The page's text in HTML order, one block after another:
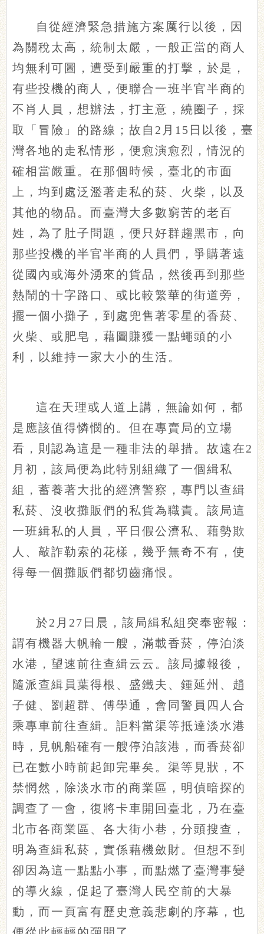
自從經濟緊急措施方案厲行以後，因
為關稅太高，統制太嚴，一般正當的商人
均無利可圖，遭受到嚴重的打擊，於是，
有些投機的商人，便聯合一班半官半商的
不肖人員，想辦法，打主意，繞圈子，採
取「冒險」的路線；故自2月15日以後，臺
灣各地的走私情形，便愈演愈烈，情況的
確相當嚴重。在那個時候，臺北的市面
上，均到處泛濫著走私的菸、火柴，以及
其他的物品。而臺灣大多數窮苦的老百
姓，為了肚子問題，便只好群趨黑市，向
那些投機的半官半商的人員們，爭購著遠
從國內或海外湧來的貨品，然後再到那些
熱鬧的十字路口、或比較繁華的街道旁，
擺一個小攤子，到處兜售著零星的香菸、
火柴、或肥皂，藉圖賺獲一點蠅頭的小
利，以維持一家大小的生活。
這在天理或人道上講，無論如何，都
是應該值得憐憫的。但在專賣局的立場
看，則認為這是一種非法的舉措。故遠在2
月初，該局便為此特別組織了一個緝私
組，蓄養著大批的經濟警察，專門以查緝
私菸、沒收攤販們的私貨為職責。該局這
一班緝私的人員，平日假公濟私、藉勢欺
人、敲詐勒索的花樣，幾乎無奇不有，使
得每一個攤販們都切齒痛恨。
於2月27日晨，該局緝私組突奉密報：
謂有機器大帆輪一艘，滿載香菸，停泊淡
水港，望速前往查緝云云。該局據報後，
隨派查緝員葉得根、盛鐵夫、鍾延州、趙
子健、劉超群、傅學通，會同警員四人合
乘專車前往查緝。詎料當渠等抵達淡水港
時，見帆船確有一艘停泊該港，而香菸卻
已在數小時前起卸完畢矣。渠等見狀，不
禁惘然，除淡水市的商業區，明偵暗探的
調查了一會，復將卡車開回臺北，乃在臺
北市各商業區、各大街小巷，分頭搜查，
明為查緝私菸，實係藉機斂財。但想不到
卻因為這一點點小事，而點燃了臺灣事變
的導火線，促起了臺灣人民空前的大暴
動，而一頁富有歷史意義悲劇的序幕，也